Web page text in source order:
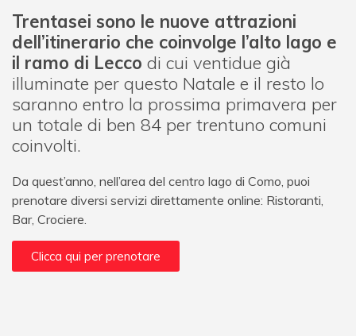
Trentasei sono le nuove attrazioni
dell’itinerario che coinvolge l’alto lago e
il ramo di Lecco di cui ventidue già
illuminate per questo Natale e il resto lo
saranno entro la prossima primavera per
un totale di ben 84 per trentuno comuni
coinvolti.
Da quest’anno, nell’area del centro lago di Como, puoi
prenotare diversi servizi direttamente online: Ristoranti,
Bar, Crociere.
Clicca qui per prenotare